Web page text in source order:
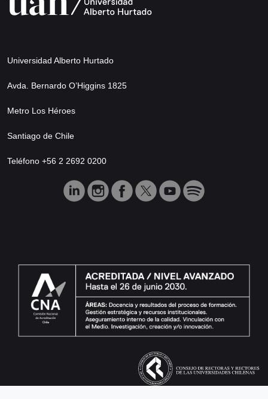
Universidad Alberto Hurtado
Avda. Bernardo O’Higgins 1825
Metro Los Héroes
Santiago de Chile
Teléfono +56 2 2692 0200